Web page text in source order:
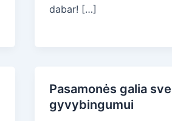
dabar! […]
Pasamonės galia
gyvybingumui